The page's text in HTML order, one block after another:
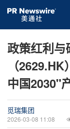
政策红利
（
中国2030"
觅瑞集团
2026-03-08 11:08